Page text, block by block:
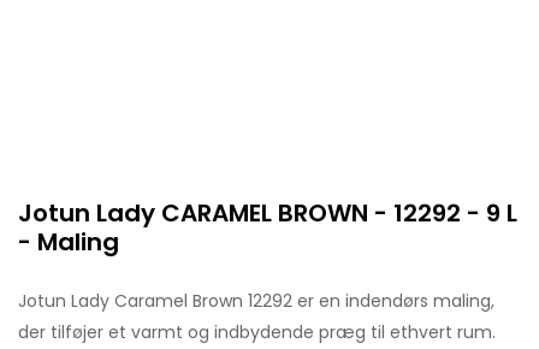
Jotun Lady CARAMEL BROWN - 12292 - 9 L
- Maling
Jotun Lady Caramel Brown 12292 er en indendørs maling,
der tilføjer et varmt og indbydende præg til ethvert rum.